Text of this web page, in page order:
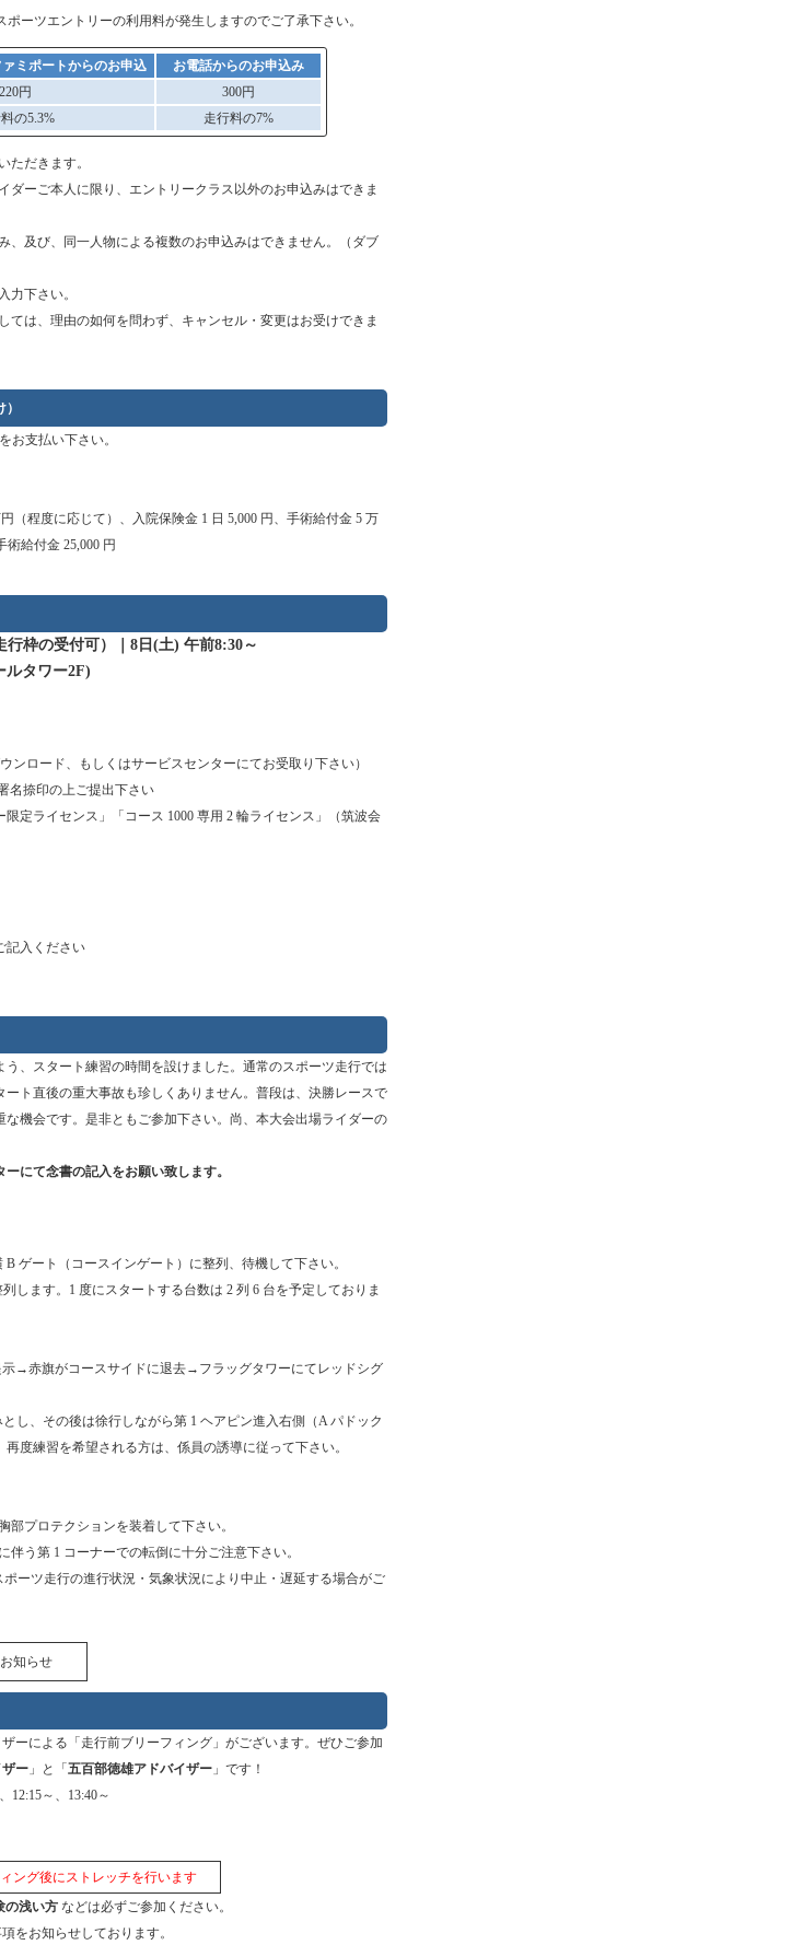
ーツエントリーの利用料が発生しますのでご了承下さい。
ミポートからのお申込
お電話からのお申込み
220円
300円
の5.3% 走行料の7%
だきます。
ーご本人に限り、エントリークラス以外のお申込みはできま
及び、同一人物による複数のお申込みはできません。（ダブ
下さい。
は、理由の如何を問わず、キャンセル・変更はお受けできま
お支払い下さい。
（程度に応じて）、入院保険金 1 日 5,000 円、手術給付金 5 万
給付金 25,000 円
行枠の受付可）｜8日(土) 午前8:30～
ルタワー2F)
ンロード、もしくはサービスセンターにてお受取り下さい）
名捺印の上ご提出下さい
ライセンス」「コース 1000 専用 2 輪ライセンス」（筑波会
記入ください
、スタート練習の時間を設けました。通常のスポーツ走行では
ト直後の重大事故も珍しくありません。普段は、決勝レースで
機会です。是非ともご参加下さい。尚、本大会出場ライダーの
にて念書の記入をお願い致します。
ゲート（コースインゲート）に整列、待機して下さい。
ます。1 度にスタートする台数は 2 列 6 台を予定しておりま
→赤旗がコースサイドに退去→フラッグタワーにてレッドシグ
し、その後は徐行しながら第 1 ヘアピン進入右側（A パドック
度練習を希望される方は、係員の誘導に従って下さい。
プロテクションを装着して下さい。
う第 1 コーナーでの転倒に十分ご注意下さい。
ーツ走行の進行状況・気象状況により中止・遅延する場合がご
お知らせ
ーによる「走行前ブリーフィング」がございます。ぜひご参加
ー」と「 五百部徳雄アドバイザー」です！
12:15～、13:40～
ング後にストレッチを行います
の浅い方などは必ずご参加ください。
をお知らせしております。